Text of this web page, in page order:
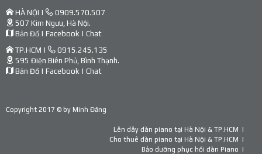
HÀ NỘI |
0909.570.507
507 Kim Ngưu, Hà Nội.
Bản Đồ | Facebook | Chat
TP.HCM |
0915.245.135
595 Điện Biên Phủ, Bình Thạnh.
Bản Đồ | Facebook | Chat
Copyright 2017 © by Minh Đăng
Lên dây đàn piano tại Hà Nội & TP.HCM
Cho thuê đàn piano tại Hà Nội & TP.HCM
Bảo dưỡng phục hồi đàn Piano